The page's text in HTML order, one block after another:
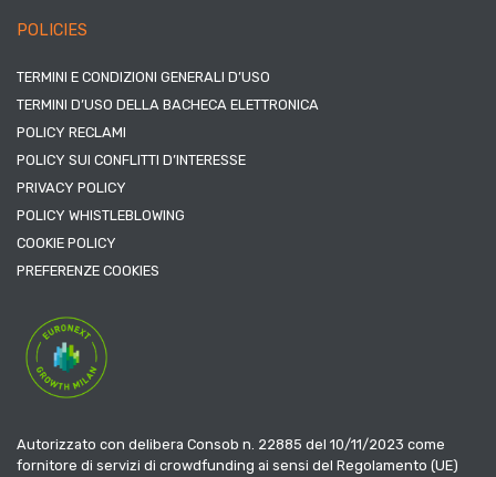
POLICIES
TERMINI E CONDIZIONI GENERALI D’USO
TERMINI D’USO DELLA BACHECA ELETTRONICA
POLICY RECLAMI
POLICY SUI CONFLITTI D’INTERESSE
PRIVACY POLICY
POLICY WHISTLEBLOWING
COOKIE POLICY
PREFERENZE COOKIES
Autorizzato con delibera Consob n. 22885 del 10/11/2023 come
fornitore di servizi di crowdfunding ai sensi del Regolamento (UE)